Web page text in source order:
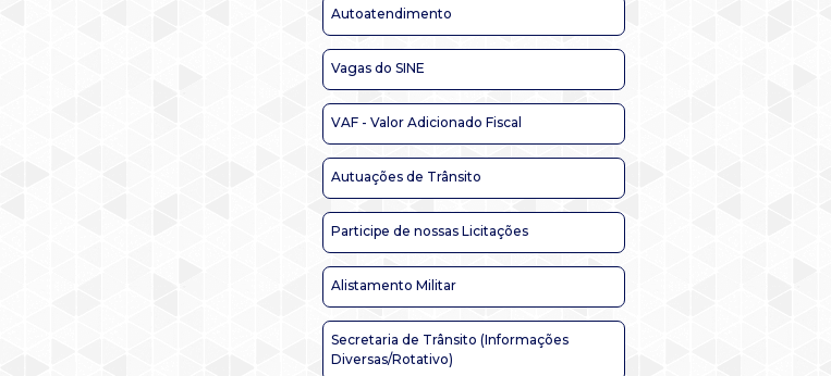
Autoatendimento
Vagas do SINE
VAF - Valor Adicionado Fiscal
Autuações de Trânsito
Participe de nossas Licitações
Alistamento Militar
Secretaria de Trânsito (Informações
Diversas/Rotativo)